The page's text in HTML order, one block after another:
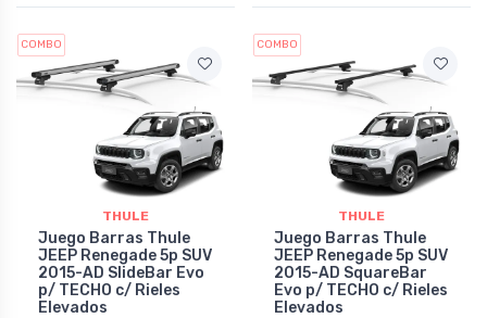
COMBO
THULE
Juego Barras Thule
JEEP Renegade 5p SUV
2015-AD SlideBar Evo
p/ TECHO c/ Rieles
Elevados
COMBO
THULE
Juego Barras Thule
JEEP Renegade 5p SUV
2015-AD SquareBar
Evo p/ TECHO c/ Rieles
Elevados